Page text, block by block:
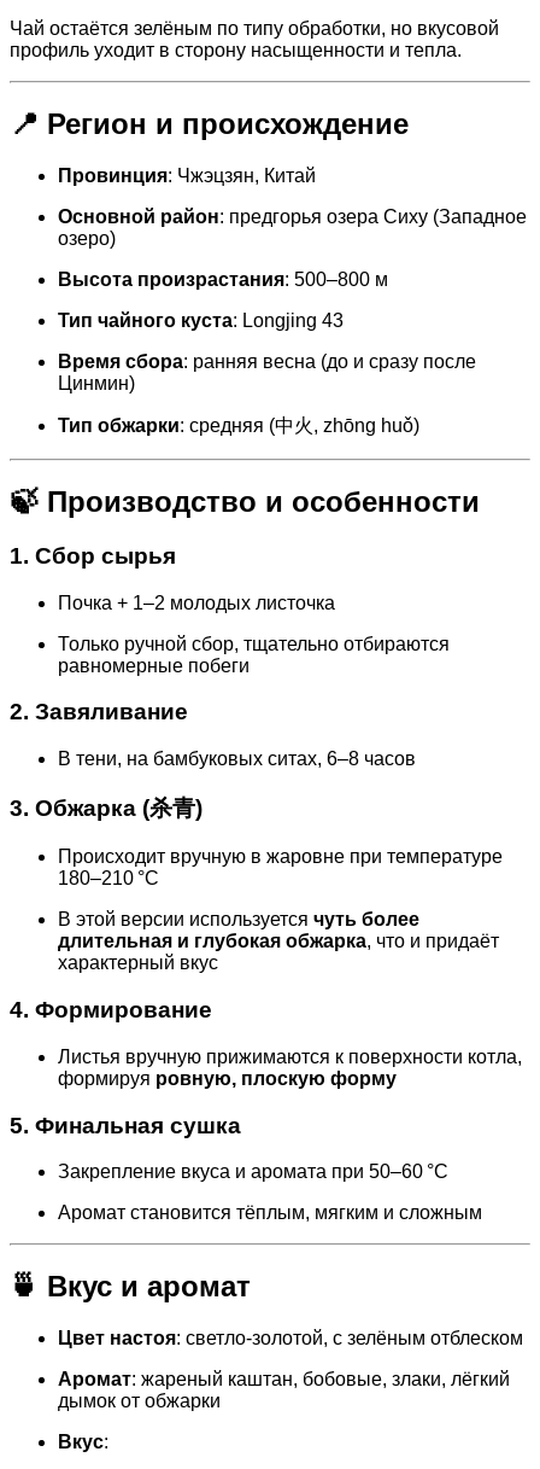
Чай остаётся зелёным по типу обработки, но вкусовой
профиль уходит в сторону насыщенности и тепла.
📍 Регион и происхождение
Провинция: Чжэцзян, Китай
Основной район: предгорья озера Сиху (Западное
озеро)
Высота произрастания: 500–800 м
Тип чайного куста: Longjing 43
Время сбора: ранняя весна (до и сразу после
Цинмин)
Тип обжарки: средняя (中火, zhōng huǒ)
🍃 Производство и особенности
1. Сбор сырья
Почка + 1–2 молодых листочка
Только ручной сбор, тщательно отбираются
равномерные побеги
2. Завяливание
В тени, на бамбуковых ситах, 6–8 часов
3. Обжарка (杀青)
Происходит вручную в жаровне при температуре
180–210 °C
В этой версии используется чуть более
длительная и глубокая обжарка, что и придаёт
характерный вкус
4. Формирование
Листья вручную прижимаются к поверхности котла,
формируя ровную, плоскую форму
5. Финальная сушка
Закрепление вкуса и аромата при 50–60 °C
Аромат становится тёплым, мягким и сложным
🍵 Вкус и аромат
Цвет настоя: светло-золотой, с зелёным отблеском
Аромат: жареный каштан, бобовые, злаки, лёгкий
дымок от обжарки
Вкус: